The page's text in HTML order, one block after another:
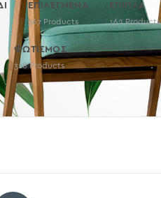
ΕΠΙΛΕΓΜΕΝΑ
367 Products
ΕΠΙΠΛΑ
162 Products
ΦΩΤΙΣΜΟΣ
318 Products